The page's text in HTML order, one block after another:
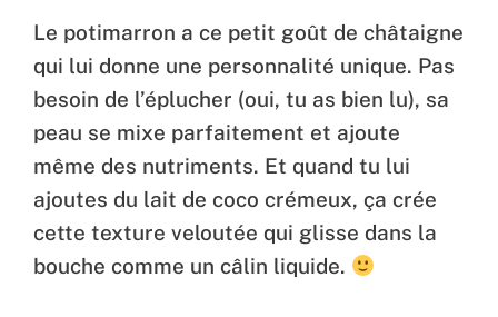
Le potimarron a ce petit goût de châtaigne
qui lui donne une personnalité unique. Pas
besoin de l’éplucher (oui, tu as bien lu), sa
peau se mixe parfaitement et ajoute
même des nutriments. Et quand tu lui
ajoutes du lait de coco crémeux, ça crée
cette texture veloutée qui glisse dans la
bouche comme un câlin liquide.